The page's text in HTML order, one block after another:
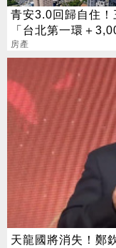
青安3.0回歸自住！
「台北第一環＋
員進駐」撐爆剛需
房產
天龍國將消失！鄭